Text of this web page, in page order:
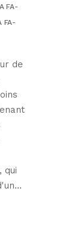
FA-
FA-
de
qui